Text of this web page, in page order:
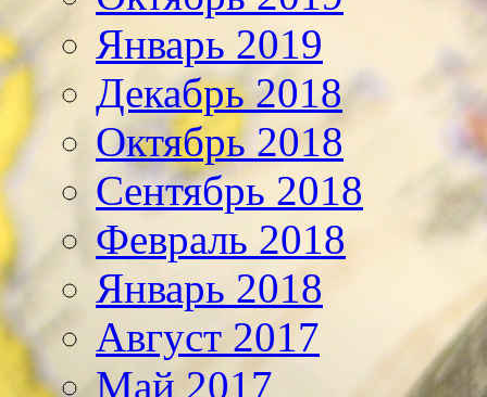
Январь 2019
Декабрь 2018
Октябрь 2018
Сентябрь 2018
Февраль 2018
Январь 2018
Август 2017
Май 2017